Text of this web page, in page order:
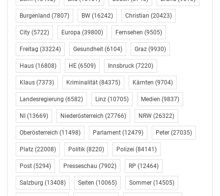
Burgenland (7807) BW (16242) Christian (20423)
City (5722) Europa (39800) Fernsehen (9505)
Freitag (33224) Gesundheit (6104) Graz (9930)
Haus (16808) HE (6509) Innsbruck (7220)
Klaus (7373) Kriminalität (84375) Kärnten (9704)
Landesregierung (6582) Linz (10705) Medien (9837)
NI (13669) Niederösterreich (27766) NRW (26322)
Oberösterreich (11498) Parlament (12479) Peter (27035)
Platz (22008) Politik (8220) Polizei (84141)
Post (5294) Presseschau (7902) RP (12464)
Salzburg (13408) Seiten (10065) Sommer (14505)